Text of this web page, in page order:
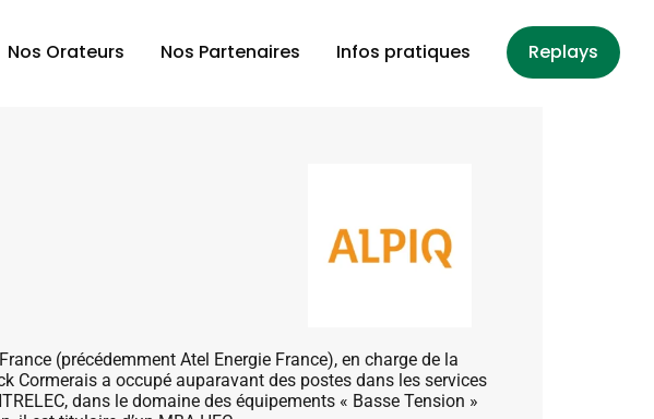
Nos Orateurs Nos Partenaires Infos pratiques Replays
(précédemment Atel Energie France), en charge de la
Cormerais a occupé auparavant des postes dans les services
dans le domaine des équipements « Basse Tension »